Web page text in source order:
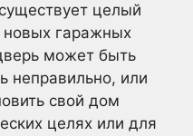
целый
новых гаражных
может быть
неправильно, или
свой дом
целях или для